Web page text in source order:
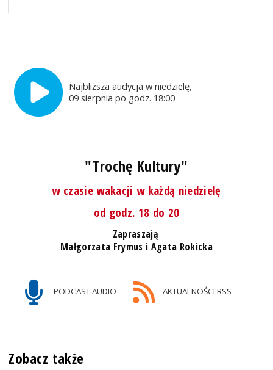
Najbliższa audycja w niedzielę,
09 sierpnia po godz. 18:00
"Trochę Kultury"
w czasie wakacji w każdą niedzielę
od godz. 18 do 20
Zapraszają
Małgorzata Frymus i Agata Rokicka
PODCAST AUDIO AKTUALNOŚCI RSS
Zobacz także